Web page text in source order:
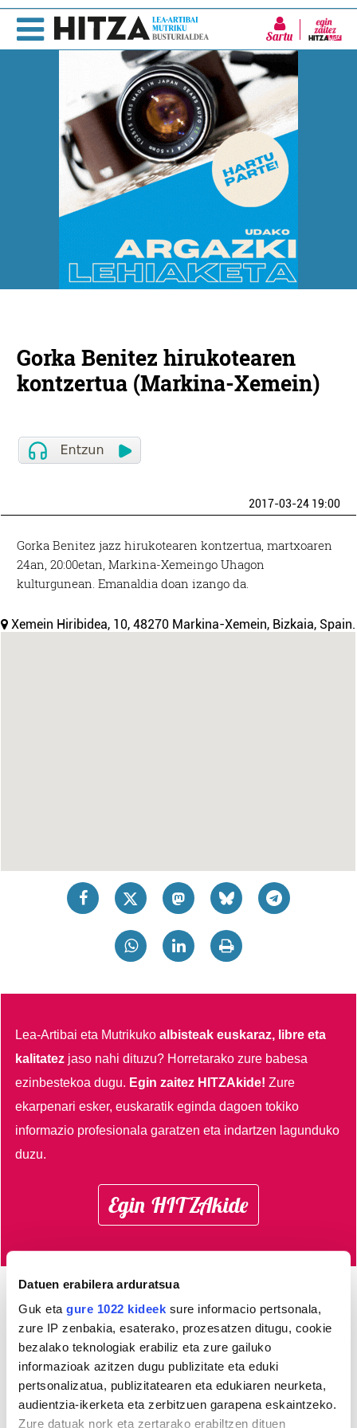
Datuen erabilera arduratsua
Guk eta gure 1022 kideek sure informacio pertsonala,
zure IP zenbakia, esaterako, prozesatzen ditugu, cookie
bezalako teknologiak erabiliz eta zure gailuko
informazioak azitzen dugu publizitate eta eduki
pertsonalizatua, publizitatearen eta edukiaren neurketa,
audientzia-ikerketa eta zerbitzuen garapena eskaintzeko.
Zure datuak nork eta zertarako erabiltzen dituen
Sartu
Gorka Benitez hirukotearen
kontzertua (Markina-Xemein)
2017-03-24 19:00
Gorka Benitez jazz hirukotearen kontzertua, martxoaren
24an, 20:00etan, Markina-Xemeingo Uhagon
kulturgunean. Emanaldia doan izango da.
Xemein Hiribidea, 10, 48270 Markina-Xemein, Bizkaia, Spain.
Lea-Artibai eta Mutrikukoalbisteak euskaraz, libre eta
kalitatez jaso nahi dituzu? Horretarako zure babesa
ezinbestekoa dugu. Egin zaitez HITZAkide!Zure
ekarpenari esker, euskaratik eginda dagoen tokiko
informazio profesionala garatzen eta indartzen lagunduko
duzu.
Egin HITZAkide
Azken 3 egunetako irakurrienak
1
Aitziber Bengoetxea Lete:
"Natura dut inspirazio iturri
nagusia"